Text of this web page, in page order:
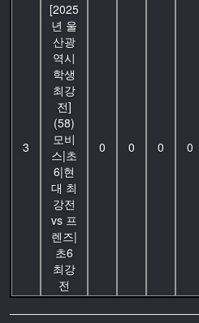
3
[2025
년 울
산광
역시
학생
최강
전]
(58)
모비
스|초
6|현
대 최
강전
vs 프
렌즈|
초6
최강
전
0 0 0 0